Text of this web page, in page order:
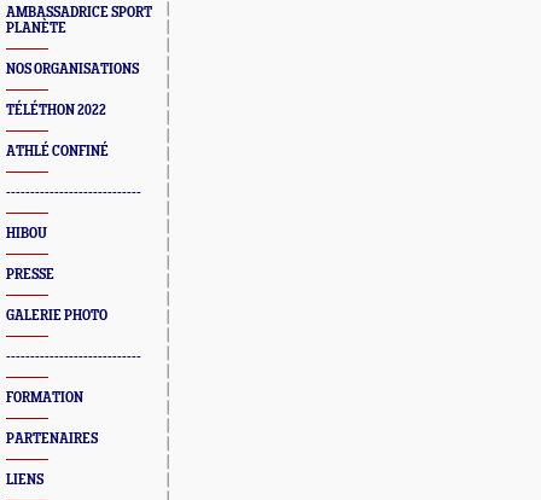
AMBASSADRICE SPORT
PLANÈTE
NOS ORGANISATIONS
TÉLÉTHON 2022
ATHLÉ CONFINÉ
----------------------------
HIBOU
PRESSE
GALERIE PHOTO
----------------------------
FORMATION
PARTENAIRES
LIENS